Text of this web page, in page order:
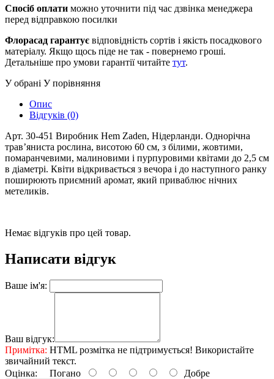
Спосіб оплати можно уточнити під час дзвінка менеджера
перед відправкою посилки
Флорасад гарантує відповідність сортів і якість посадкового
матеріалу. Якщо щось піде не так - повернемо гроші.
Детальніше про умови гарантії читайте тут.
У обрані У порівняння
Опис
Відгуків (0)
Арт. 30-451 Виробник Hem Zaden, Нідерланди. Однорічна
трав’яниста рослина, висотою 60 см, з білими, жовтими,
помаранчевими, малиновими і пурпуровими квітами до 2,5 см
в діаметрі. Квіти відкривається з вечора і до наступного ранку
поширюють приємний аромат, який приваблює нічних
метеликів.
Немає відгуків про цей товар.
Написати відгук
Ваше ім'я:
Ваш відгук:
Примітка: HTML розмітка не підтримується! Використайте
звичайний текст.
Оцінка: Погано Добре